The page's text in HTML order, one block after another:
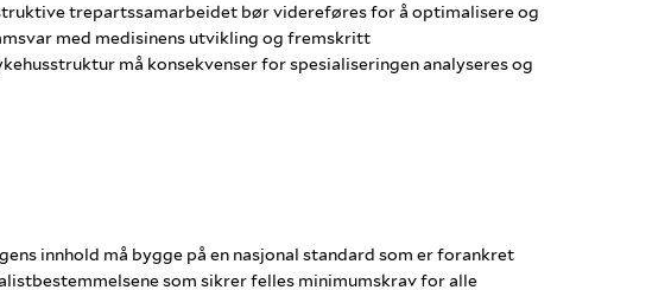
trepartssamarbeidet bør videreføres for å optimalisere og
med medisinens utvikling og fremskritt
må konsekvenser for spesialiseringen analyseres og
innhold må bygge på en nasjonal standard som er forankret
som sikrer felles minimumskrav for alle